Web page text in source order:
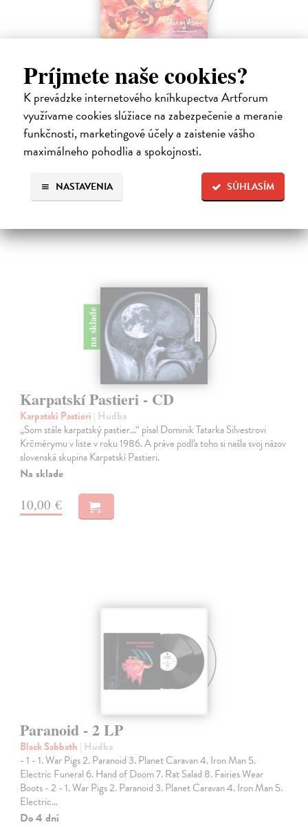
Príjmete naše cookies?
K prevádzke internetového kníhkupectva Artforum
využívame cookies slúžiace na zabezpečenie a meranie
funkčnosti, marketingové účely a zaistenie vášho
maximálneho pohodlia a spokojnosti.
SÚHLASÍM
NASTAVENIA
Waking Vision| Hudba
Dlhých sedemnásť rokov museli čakať fanúšikovia kultového
zoskupenia Waking Vision na nový album. Gitarista a skladateľ John
Shannon a bubeník Martin Valihora, spolužiaci z prestížnej Berklee
College of…
Na sklade
na sklade
Karpatskí Pastieri - CD
Karpatskí Pastieri | Hudba
„Som stále karpatský pastier...“ písal Dominik Tatarka Silvestrovi
Krčmérymu v liste v roku 1986. A práve podľa toho si našla svoj názov
slovenská skupina Karpatskí Pastieri.
Na sklade
10,00 €
Paranoid - 2 LP
Black Sabbath | Hudba
- 1 - 1. War Pigs 2. Paranoid 3. Planet Caravan 4. Iron Man 5.
Electric Funeral 6. Hand of Doom 7. Rat Salad 8. Fairies Wear
Boots - 2 - 1. War Pigs 2. Paranoid 3. Planet Caravan 4. Iron Man 5.
Electric…
Do 4 dní